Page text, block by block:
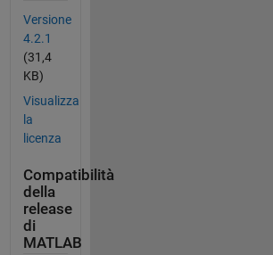
Versione
4.2.1
(31,4
KB)
Visualizza
la
licenza
Compatibilità
della
release
di
MATLAB